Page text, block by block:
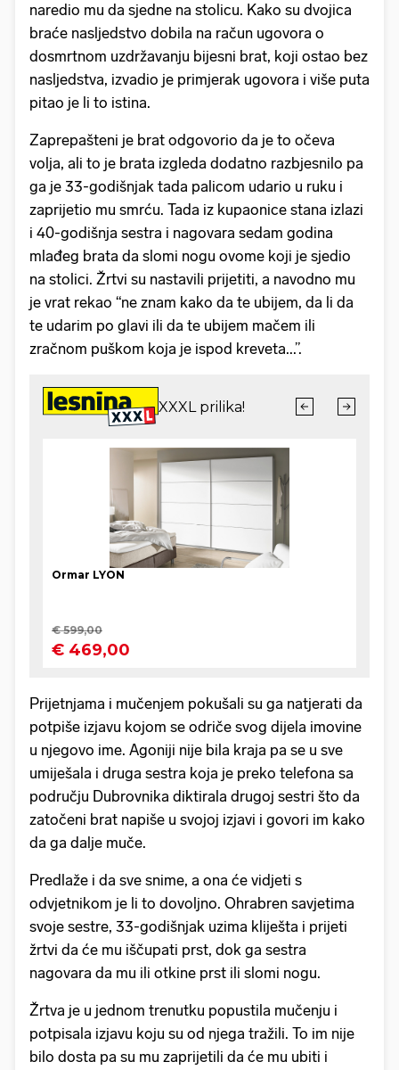
naredio mu da sjedne na stolicu. Kako su dvojica
braće nasljedstvo dobila na račun ugovora o
dosmrtnom uzdržavanju bijesni brat, koji ostao bez
nasljedstva, izvadio je primjerak ugovora i više puta
pitao je li to istina.
Zaprepašteni je brat odgovorio da je to očeva
volja, ali to je brata izgleda dodatno razbjesnilo pa
ga je 33-godišnjak tada palicom udario u ruku i
zaprijetio mu smrću. Tada iz kupaonice stana izlazi
i 40-godišnja sestra i nagovara sedam godina
mlađeg brata da slomi nogu ovome koji je sjedio
na stolici. Žrtvi su nastavili prijetiti, a navodno mu
je vrat rekao “ne znam kako da te ubijem, da li da
te udarim po glavi ili da te ubijem mačem ili
zračnom puškom koja je ispod kreveta...”.
Prijetnjama i mučenjem pokušali su ga natjerati da
potpiše izjavu kojom se odriče svog dijela imovine
u njegovo ime. Agoniji nije bila kraja pa se u sve
umiješala i druga sestra koja je preko telefona sa
području Dubrovnika diktirala drugoj sestri što da
zatočeni brat napiše u svojoj izjavi i govori im kako
da ga dalje muče.
Predlaže i da sve snime, a ona će vidjeti s
odvjetnikom je li to dovoljno. Ohrabren savjetima
svoje sestre, 33-godišnjak uzima kliješta i prijeti
žrtvi da će mu iščupati prst, dok ga sestra
nagovara da mu ili otkine prst ili slomi nogu.
Žrtva je u jednom trenutku popustila mučenju i
potpisala izjavu koju su od njega tražili. To im nije
bilo dosta pa su mu zaprijetili da će mu ubiti i